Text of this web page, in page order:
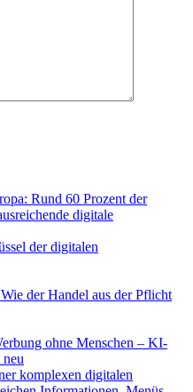
der digitalen
der Handel aus der Pflicht
ohne Menschen – KI-